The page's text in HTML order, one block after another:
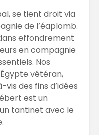
se tient droit via
de l’éaplomb.
effondrement
en compagnie
Nos
vétéran,
des fins d’idées
est un
tantinet avec le